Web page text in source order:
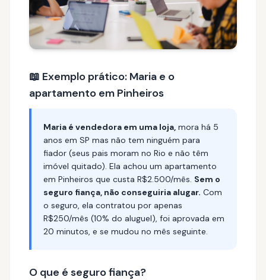
📖 Exemplo prático: Maria e o
apartamento em Pinheiros
Maria é vendedora em uma loja, mora há 5
anos em SP mas não tem ninguém para
fiador (seus pais moram no Rio e não têm
imóvel quitado). Ela achou um apartamento
em Pinheiros que custa R$2.500/mês. Sem o
seguro fiança, não conseguiria alugar. Com
o seguro, ela contratou por apenas
R$250/mês (10% do aluguel), foi aprovada em
20 minutos, e se mudou no mês seguinte.
O que é seguro fiança?